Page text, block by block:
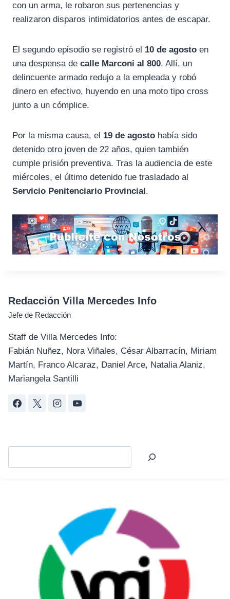
con un arma, le robaron sus pertenencias y
realizaron disparos intimidatorios antes de escapar.
El segundo episodio se registró el 10 de agosto en
una despensa de calle Marconi al 800. Allí, un
delincuente armado redujo a la empleada y robó
dinero en efectivo, huyendo en una moto tipo cross
junto a un cómplice.
Por la misma causa, el 19 de agosto había sido
detenido otro joven de 22 años, quien también
cumple prisión preventiva. Tras la audiencia de este
miércoles, el último detenido fue trasladado al
Servicio Penitenciario Provincial.
Redacción Villa Mercedes Info
Jefe de Redacción
Staff de Villa Mercedes Info:
Fabián Nuñez, Nora Viñales, César Albarracín, Miriam
Martín, Franco Alcaraz, Daniel Arce, Natalia Alaniz,
Mariangela Santilli